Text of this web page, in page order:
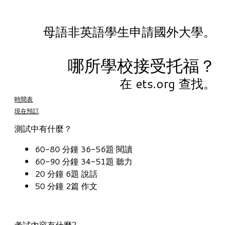
母語非英語學生申請國外大學。
哪所學校接受托福？
在 ets.org 查找。
時間表
現在預訂
測試中有什麼？
60-80 分鐘 36-56題 閱讀
60-90 分鐘 34-51題 聽力
20 分鐘 6題 說話
50 分鐘 2篇 作文